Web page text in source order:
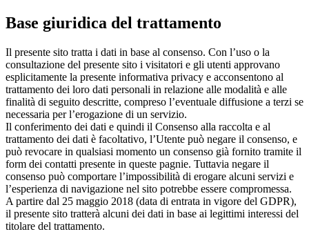
Base giuridica del trattamento
Il presente sito tratta i dati in base al consenso. Con l’uso o la
consultazione del presente sito i visitatori e gli utenti approvano
esplicitamente la presente informativa privacy e acconsentono al
trattamento dei loro dati personali in relazione alle modalità e alle
finalità di seguito descritte, compreso l’eventuale diffusione a terzi se
necessaria per l’erogazione di un servizio.
Il conferimento dei dati e quindi il Consenso alla raccolta e al
trattamento dei dati è facoltativo, l’Utente può negare il consenso, e
può revocare in qualsiasi momento un consenso già fornito tramite il
form dei contatti presente in queste pagnie. Tuttavia negare il
consenso può comportare l’impossibilità di erogare alcuni servizi e
l’esperienza di navigazione nel sito potrebbe essere compromessa.
A partire dal 25 maggio 2018 (data di entrata in vigore del GDPR),
il presente sito tratterà alcuni dei dati in base ai legittimi interessi del
titolare del trattamento.